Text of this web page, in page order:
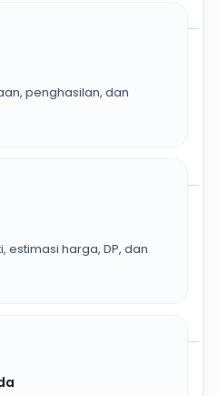
penghasilan, dan
estimasi harga, DP, dan